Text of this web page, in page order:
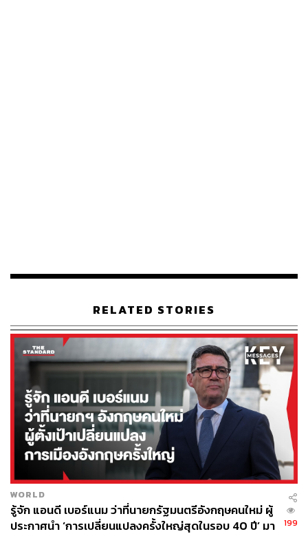
RELATED STORIES
WORLD
รู้จัก แอนดี เบอร์แนม ว่าที่นายกรัฐมนตรีอังกฤษคนใหม่ ผู้
ประกาศนำ ‘การเปลี่ยนแปลงครั้งใหญ่สุดในรอบ 40 ปี’ มา
199